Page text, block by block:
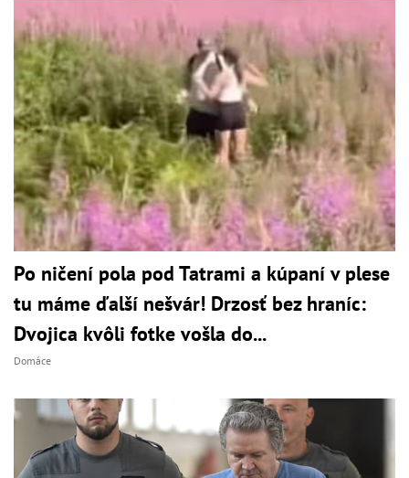
Po ničení pola pod Tatrami a kúpaní v plese
tu máme ďalší nešvár! Drzosť bez hraníc:
Dvojica kvôli fotke vošla do...
Domáce